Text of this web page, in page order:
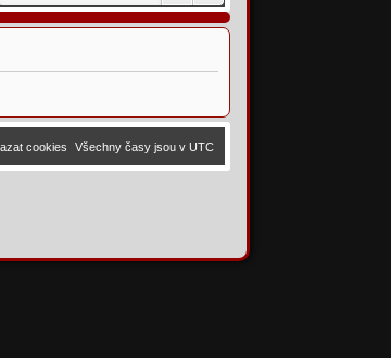
Všechny časy jsou vUTC
cookies